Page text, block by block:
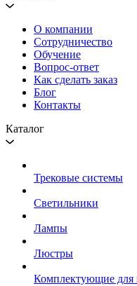
О компании
Сотрудничество
Обучение
Вопрос-ответ
Как сделать заказ
Блог
Контакты
Каталог
Трековые системы
Светильники
Лампы
Люстры
Комплектующие для